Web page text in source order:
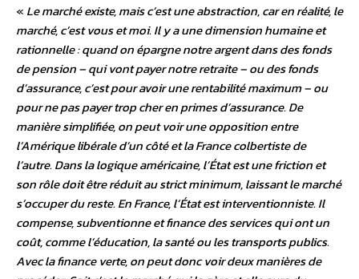
« Le marché existe, mais c’est une abstraction, car en réalité, le
marché, c’est vous et moi. Il y a une dimension humaine et
rationnelle : quand on épargne notre argent dans des fonds
de pension – qui vont payer notre retraite – ou des fonds
d’assurance, c’est pour avoir une rentabilité maximum – ou
pour ne pas payer trop cher en primes d’assurance. De
manière simplifiée, on peut voir une opposition entre
l’Amérique libérale d’un côté et la France colbertiste de
l’autre. Dans la logique américaine, l’État est une friction et
son rôle doit être réduit au strict minimum, laissant le marché
s’occuper du reste. En France, l’État est interventionniste. Il
compense, subventionne et finance des services qui ont un
coût, comme l’éducation, la santé ou les transports publics.
Avec la finance verte, on peut donc voir deux manières de